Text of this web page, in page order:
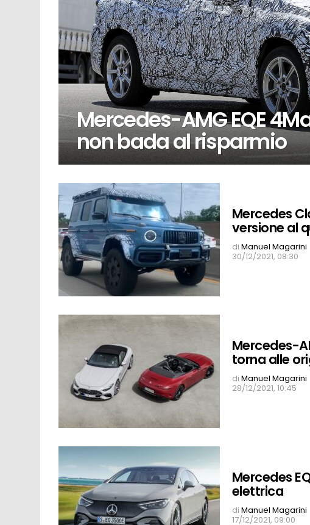
Mercedes-AMG EQE
non bada al risparmio
Mercedes
versione al
di Manuel Magarini
30/12/2021, 08:30
Mercedes-
torna alle
di Manuel Magarini
28/12/2021, 10:45
Mercedes
elettrica
di Manuel Magarini
17/12/2021, 09:00